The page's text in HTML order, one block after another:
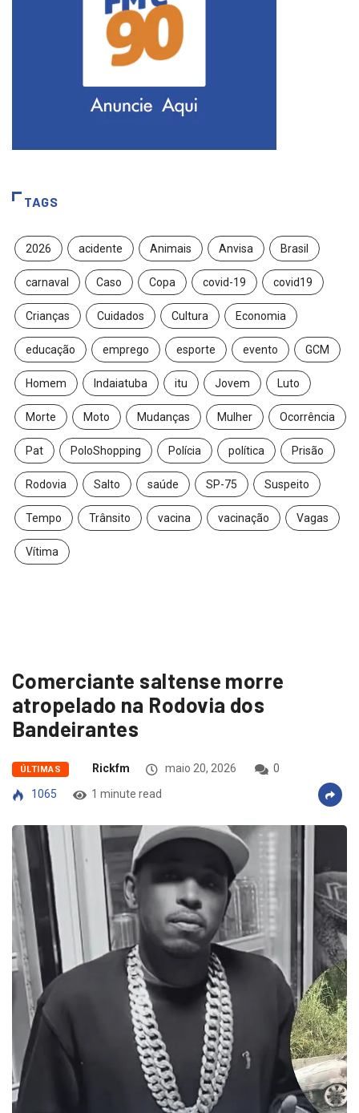
TAGS
2026 acidente Animais Anvisa Brasil
carnaval Caso Copa covid-19 covid19
Crianças Cuidados Cultura Economia
educação emprego esporte evento GCM
Homem Indaiatuba itu Jovem Luto
Morte Moto Mudanças Mulher Ocorrência
Pat PoloShopping Polícia política Prisão
Rodovia Salto saúde SP-75 Suspeito
Tempo Trânsito vacina vacinação Vagas
Vítima
Comerciante saltense morre
atropelado na Rodovia dos
Bandeirantes
ÚLTIMAS Rickfm maio 20, 2026
0
1065
1 minute read